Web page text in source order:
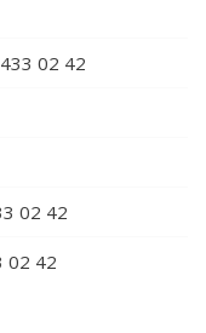
02 42
02 42
02 42